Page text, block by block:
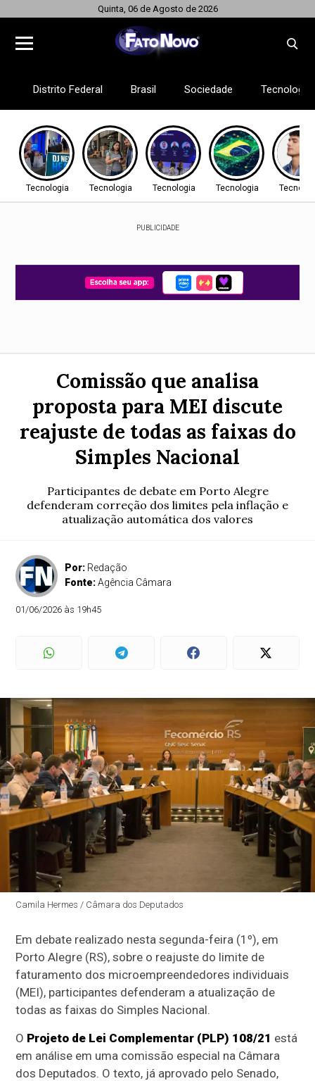
Quinta, 06 de Agosto de 2026
Distrito Federal Brasil Sociedade Tecnologia
Tecnologia Tecnologia Tecnologia Tecnologia
PUBLICIDADE
Comissão que analisa
proposta para MEI discute
reajuste de todas as faixas do
Simples Nacional
Participantes de debate em Porto Alegre
defenderam correção dos limites pela inflação e
atualização automática dos valores
Por: Redação
Fonte:Agência Câmara
01/06/2026 às 19h45
Camila Hermes / Câmara dos Deputados
Em debate realizado nesta segunda-feira (1º), em
Porto Alegre (RS), sobre o reajuste do limite de
faturamento dos microempreendedores individuais
(MEI), participantes defenderam a atualização de
todas as faixas do Simples Nacional.
O Projeto de Lei Complementar (PLP) 108/21 está
em análise em uma comissão especial na Câmara
dos Deputados. O texto, já aprovado pelo Senado,